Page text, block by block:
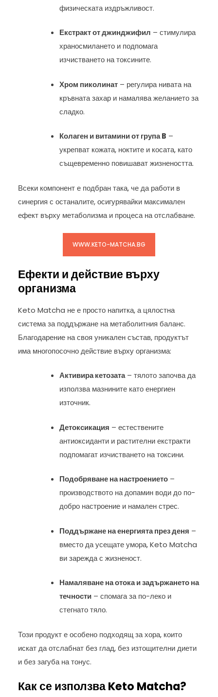
физическата издръжливост.
Екстракт от джинджифил – стимулира
храносмилането и подпомага
изчистването на токсините.
Хром пиколинат – регулира нивата на
кръвната захар и намалява желанието за
сладко.
Колаген и витамини от група B –
укрепват кожата, ноктите и косата, като
същевременно повишават жизнеността.
Всеки компонент е подбран така, че да работи в
синергия с останалите, осигурявайки максимален
ефект върху метаболизма и процеса на отслабване.
WWW.KETO-MATCHA.BG
Ефекти и действие върху
организма
Keto Matcha не е просто напитка, а цялостна
система за поддържане на метаболитния баланс.
Благодарение на своя уникален състав, продуктът
има многопосочно действие върху организма:
Активира кетозата– тялото започва да
използва мазнините като енергиен
източник.
Детоксикация – естествените
антиоксиданти и растителни екстракти
подпомагат изчистването на токсини.
Подобряване на настроението –
производството на допамин води до по-
добро настроение и намален стрес.
Поддържане на енергията през деня –
вместо да усещате умора, Keto Matcha
ви зарежда с жизненост.
Намаляване на отока и задържането на
течности – спомага за по-леко и
стегнато тяло.
Този продукт е особено подходящ за хора, които
искат да отслабнат без глад, без изтощителни диети
и без загуба на тонус.
Как се използва Keto Matcha?